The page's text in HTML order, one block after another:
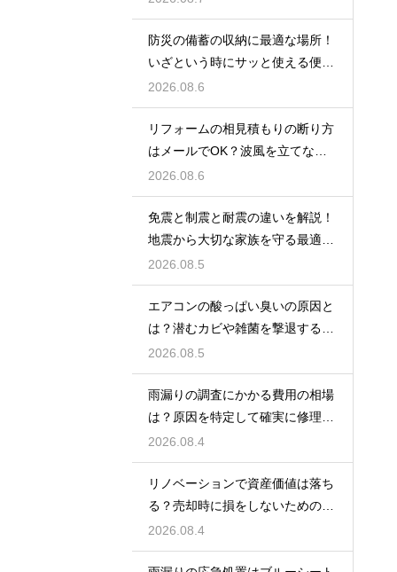
防災の備蓄の収納に最適な場所！
いざという時にサッと使える便利
ストック術
2026.08.6
リフォームの相見積もりの断り方
はメールでOK？波風を立てない
丁寧な文面
2026.08.6
免震と制震と耐震の違いを解説！
地震から大切な家族を守る最適な
住宅の構造
2026.08.5
エアコンの酸っぱい臭いの原因と
は？潜むカビや雑菌を撃退するお
手入れ術
2026.08.5
雨漏りの調査にかかる費用の相場
は？原因を特定して確実に修理す
るプロの技
2026.08.4
リノベーションで資産価値は落ち
る？売却時に損をしないための重
要な注意点
2026.08.4